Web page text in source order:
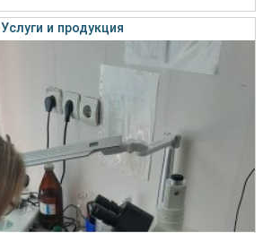
Услуги и продукция